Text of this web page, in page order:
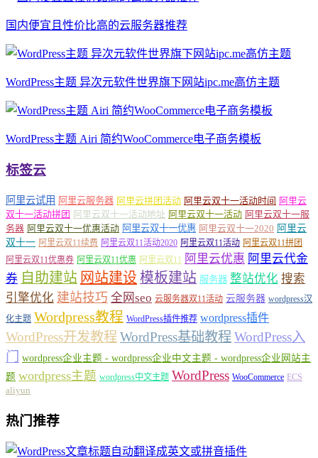
国内便宜且性价比高的云服务器推荐
WordPress主题 异次元软件世界旗下网站ipc.me高仿主题
WordPress主题 Airi 简约WooCommerce电子商务模板
标签云
阿里云试用 阿里云服务器 阿里云拼团活动 阿里云双十一活动时间 阿里云
双十一活动拼团 阿里云双十一活动地址 阿里云双十一活动 阿里云双十一服
务器 阿里云双十一优惠活动 阿里云双十一优惠 阿里云双十一2020 阿里云
双十一 阿里云双11续费 阿里云双11活动2020 阿里云双11活动 阿里云双11拼团
阿里云双11优惠券 阿里云双11优惠 阿里云双11 阿里云优惠 阿里云代金
券 自助建站 网站建设 模板建站 服务器 整站优化 搜索
引擎优化 建站技巧 全网seo 云服务器双11活动 云服务器 wordpress汉
化主题 Wordpress教程 WordPress插件推荐 wordpress插件
WordPress开发教程WordPress基础教程WordPress入
门
wordpress企业主题 - wordpress企业中文主题 - wordpress企业网站主
题 wordpress主题 wordpress中文主题 WordPress WooCommerce ECS
aliyun
热门推荐